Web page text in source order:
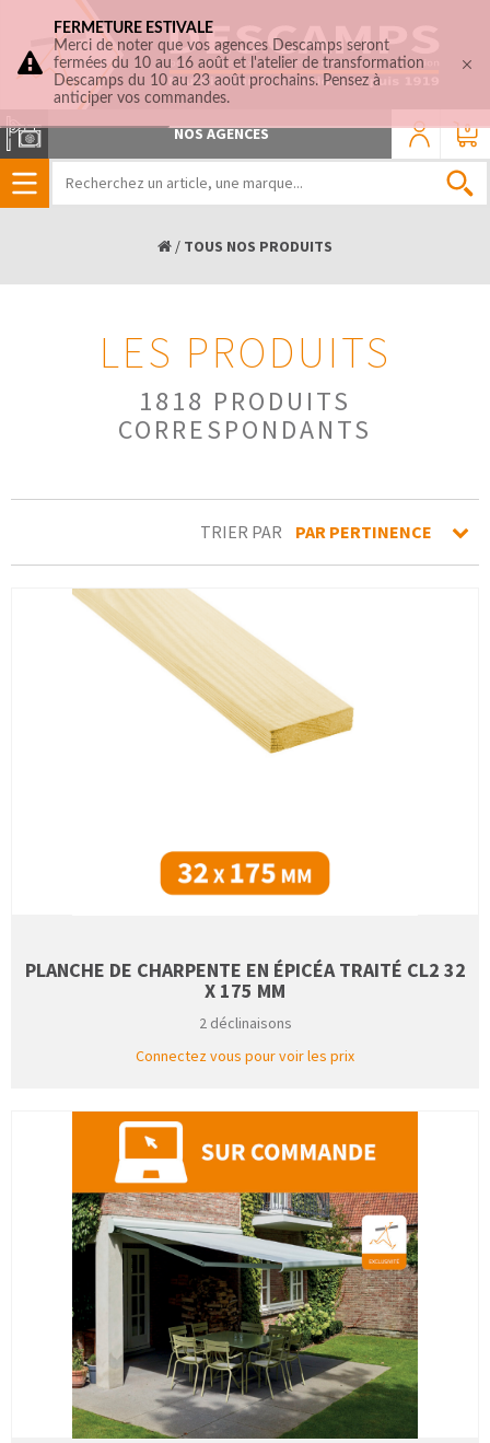
0
NOS AGENCES
/ TOUS NOS PRODUITS
LES PRODUITS
1818 PRODUITS
CORRESPONDANTS
TRIER PAR PAR PERTINENCE
PLANCHE DE CHARPENTE EN ÉPICÉA TRAITÉ CL2 32
X 175 MM
2 déclinaisons
Connectez vous pour voir les prix
FERMETURE ESTIVALE
Merci de noter que vos agences Descamps seront
fermées du 10 au 16 août et l'atelier de transformation
Descamps du 10 au 23 août prochains. Pensez à
anticiper vos commandes.